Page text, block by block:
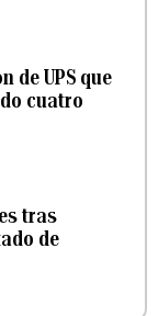
de UPS que
cuatro
tras
de